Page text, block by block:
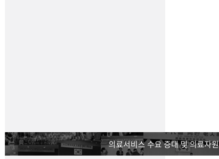
의료서비스 수요 증대 및 의료자